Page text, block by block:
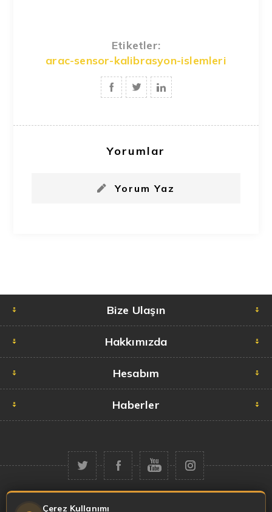
Etiketler:
arac-sensor-kalibrasyon-islemleri
Yorumlar
Yorum Yaz
Bize Ulaşın
Hakkımızda
Hesabım
Haberler
Telif hakkı © 2026 Garaj Market. Tüm hakları saklıdır.
Çerez Kullanımı